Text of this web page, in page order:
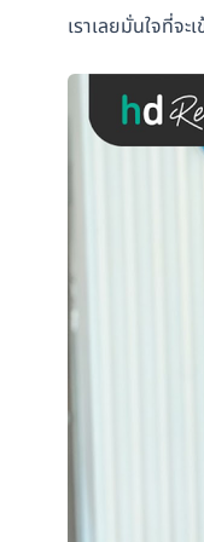
เราเลยมั่นใจที่จ